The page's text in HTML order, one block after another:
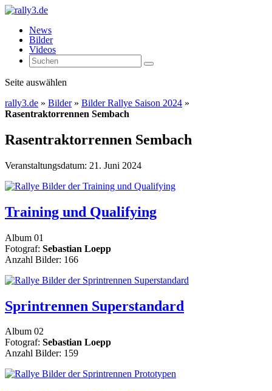
News
Bilder
Videos
Seite auswählen
rally3.de » Bilder» Bilder Rallye Saison 2024 »
Rasentraktorrennen Sembach
Rasentraktorrennen Sembach
Veranstaltungsdatum: 21. Juni 2024
Training und Qualifying
Album 01
Fotograf: Sebastian Loepp
Anzahl Bilder: 166
Sprintrennen Superstandard
Album 02
Fotograf: Sebastian Loepp
Anzahl Bilder: 159